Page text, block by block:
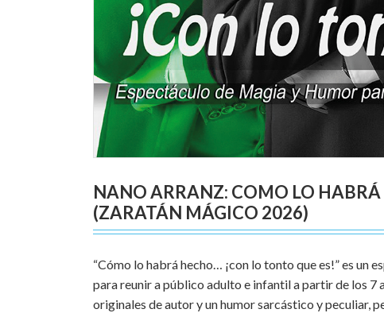
NANO ARRANZ: COMO LO HABRÁ
(ZARATÁN MÁGICO 2026)
“Cómo lo habrá hecho… ¡con lo tonto que es!” es un
para reunir a público adulto e infantil a partir de los 7
originales de autor y un humor sarcástico y peculiar,